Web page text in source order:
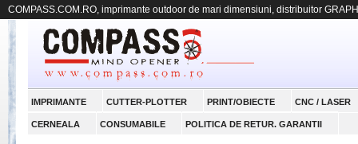
COMPASS.COM.RO, imprimante outdoor de mari dimensiuni, distribuitor
IMPRIMANTE CUTTER-PLOTTER PRINT/OBIECTE CNC / LASER
CERNEALA CONSUMABILE POLITICA DE RETUR. GARANTII